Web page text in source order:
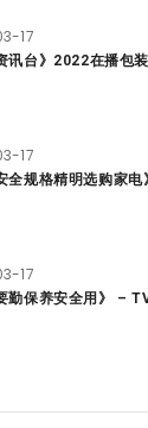
17
讯台》2022在播包
17
全规格精明选购家
17
勤保养安全用》 –